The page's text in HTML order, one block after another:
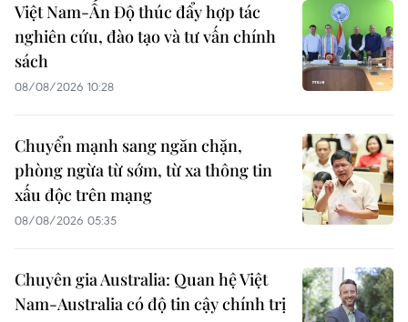
Việt Nam-Ấn Độ thúc đẩy hợp tác
nghiên cứu, đào tạo và tư vấn chính
sách
08/08/2026 10:28
Chuyển mạnh sang ngăn chặn,
phòng ngừa từ sớm, từ xa thông tin
xấu độc trên mạng
08/08/2026 05:35
Chuyên gia Australia: Quan hệ Việt
Nam-Australia có độ tin cậy chính trị